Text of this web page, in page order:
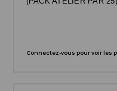
Connectez-vous pour voir les